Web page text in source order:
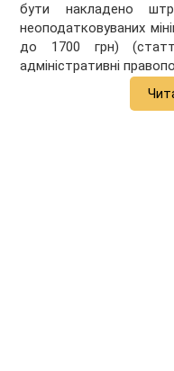
бути накладено
неоподатковуваних
до 1700 грн)
адміністративні